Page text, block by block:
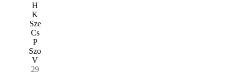
H
K
Sze
Cs
P
Szo
V
29